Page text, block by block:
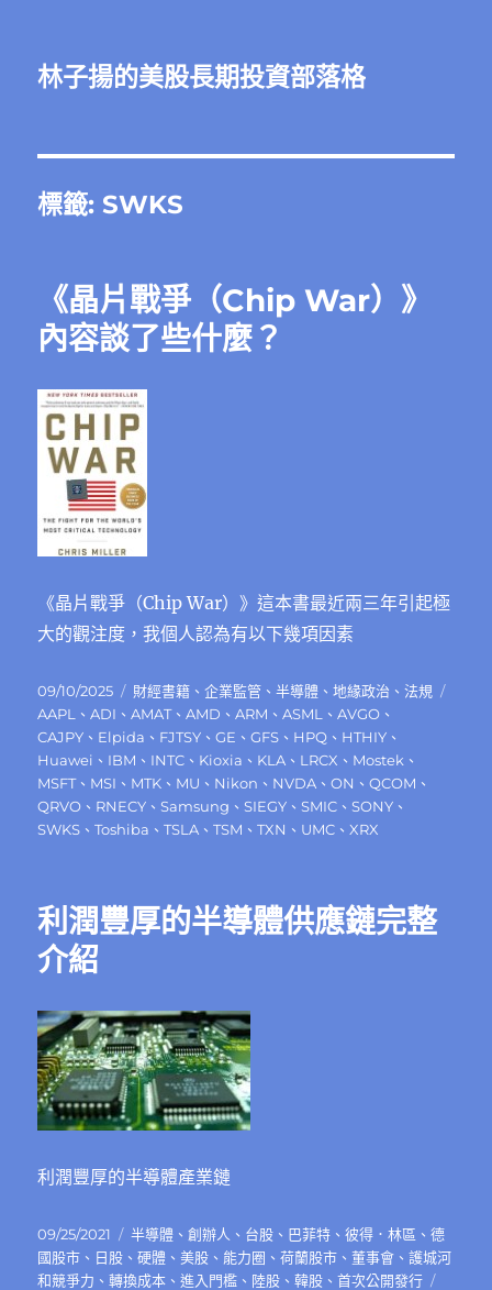
林子揚的美股長期投資部落格
標籤: SWKS
《晶片戰爭（Chip War）》
內容談了些什麼？
《晶片戰爭（Chip War）》這本書最近兩三年引起極
大的觀注度，我個人認為有以下幾項因素
發
佈
日
期:
09/10/2025
分
類
財經書籍 、企業監管 、半導體 、地緣政治 、法規
AAPL 、ADI 、AMAT、AMD 、ARM 、ASML 、AVGO 、
CAJPY 、 Elpida 、 FJTSY 、GE 、GFS 、 HPQ 、 HTHIY 、
Huawei 、 IBM 、 INTC 、 Kioxia 、 KLA 、 LRCX 、 Mostek 、
MSFT、 MSI 、 MTK 、 MU 、 Nikon 、 NVDA 、ON 、QCOM 、
QRVO 、 RNECY 、Samsung 、SIEGY 、SMIC 、SONY 、
SWKS 、Toshiba 、TSLA 、TSM 、TXN 、 UMC 、XRX
利潤豐厚的半導體供應鏈完整
介紹
利潤豐厚的半導體產業鏈
發
佈
日
09/25/2021
分
類
半導體 、創辦人 、 台股 、 巴菲特 、彼得．林區 、德
國股市 、 日股 、硬體 、美股 、 能力圈 、荷蘭股市 、董事會 、護城河
和競爭力 、轉換成本 、進入門檻 、 陸股 、韓股 、首次公開發行